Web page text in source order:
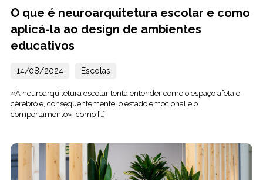
O que é neuroarquitetura escolar e como
aplicá-la ao design de ambientes
educativos
14/08/2024 Escolas
«A neuroarquitetura escolar tenta entender como o espaço afeta o
cérebro e, consequentemente, o estado emocional e o
comportamento», como […]